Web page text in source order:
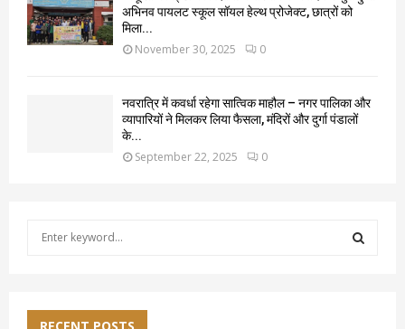
अभिनव पायलट स्कूल सॉयल हेल्थ प्रोजेक्ट, छात्रों को
मिला...
November 30, 2025 0
नवरात्रि में कवर्धा रहेगा सात्विक माहौल – नगर पालिका और
व्यापारियों ने मिलकर लिया फैसला, मंदिरों और दुर्गा पंडालों
के...
September 22, 2025 0